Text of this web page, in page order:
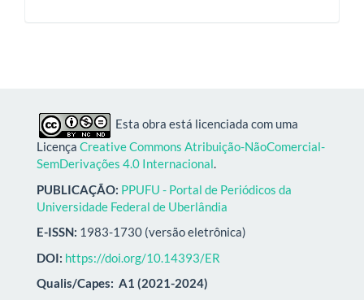
Esta obra está licenciada com uma
Licença Creative Commons Atribuição-NãoComercial-
SemDerivações 4.0 Internacional.
PUBLICAÇÃO: PPUFU - Portal de Periódicos da
Universidade Federal de Uberlândia
E-ISSN: 1983-1730 (versão eletrônica)
DOI: https://doi.org/10.14393/ER
Qualis/Capes: A1 (2021-2024)